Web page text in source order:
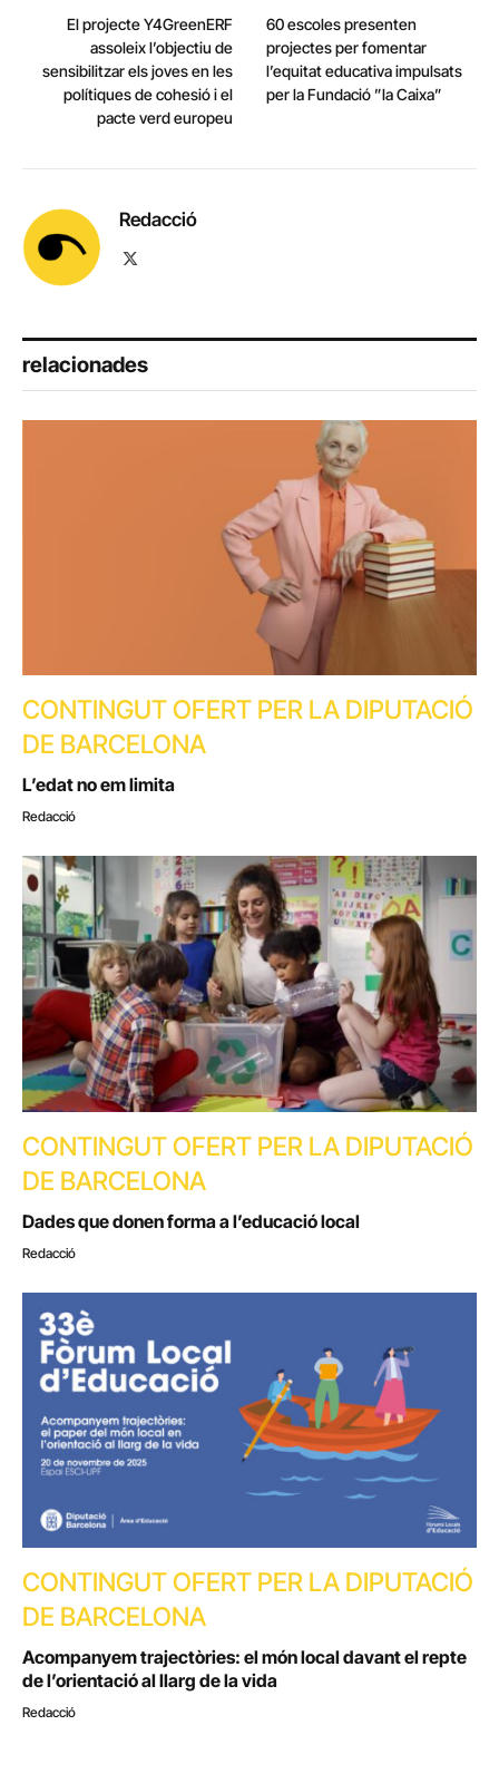
El projecte Y4GreenERF
assoleix l’objectiu de
sensibilitzar els joves en les
polítiques de cohesió i el
pacte verd europeu
60 escoles presenten
projectes per fomentar
l’equitat educativa impulsats
per la Fundació ”la Caixa”
Redacció
relacionades
CONTINGUT OFERT PER LA DIPUTACIÓ
DE BARCELONA
L’edat no em limita
Redacció
CONTINGUT OFERT PER LA DIPUTACIÓ
DE BARCELONA
Dades que donen forma a l’educació local
Redacció
CONTINGUT OFERT PER LA DIPUTACIÓ
DE BARCELONA
Acompanyem trajectòries: el món local davant el repte
de l’orientació al llarg de la vida
Redacció